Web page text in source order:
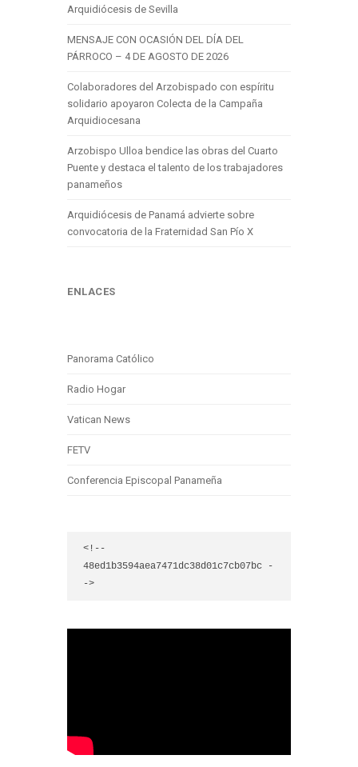
Arquidiócesis de Sevilla
MENSAJE CON OCASIÓN DEL DÍA DEL
PÁRROCO – 4 DE AGOSTO DE 2026
Colaboradores del Arzobispado con espíritu
solidario apoyaron Colecta de la Campaña
Arquidiocesana
Arzobispo Ulloa bendice las obras del Cuarto
Puente y destaca el talento de los trabajadores
panameños
Arquidiócesis de Panamá advierte sobre
convocatoria de la Fraternidad San Pío X
ENLACES
Panorama Católico
Radio Hogar
Vatican News
FETV
Conferencia Episcopal Panameña
<!--
48ed1b3594aea7471dc38d01c7cb07bc -
->